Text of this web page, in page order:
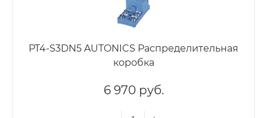
PT4-S3DN5 AUTONICS Распределительная
коробка
6 970 руб.